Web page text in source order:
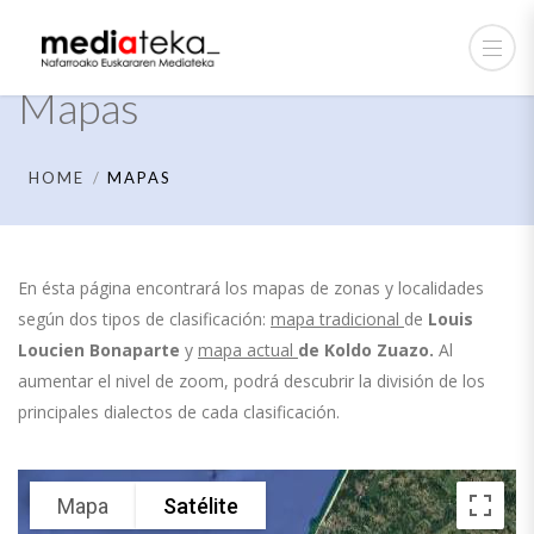
Mapas
HOME MAPAS
En ésta página encontrará los mapas de zonas y localidades
según dos tipos de clasificación: mapa tradicional de Louis
Loucien Bonaparte y mapa actual de Koldo Zuazo. Al
aumentar el nivel de zoom, podrá descubrir la división de los
principales dialectos de cada clasificación.
Mapa Satélite